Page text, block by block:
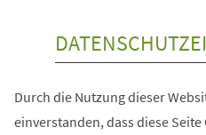
Durch die Nutzung dieser
einverstanden, dass diese